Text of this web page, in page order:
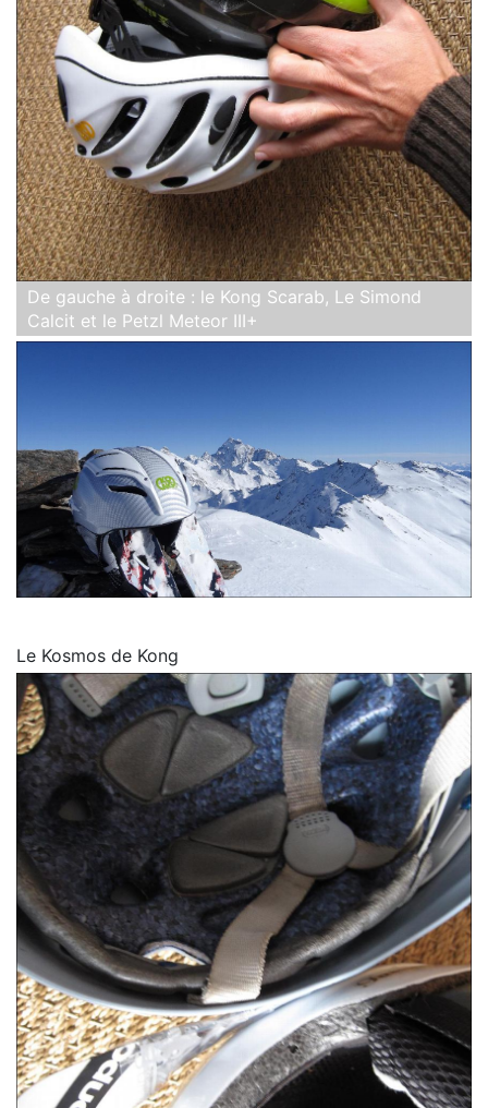
De gauche à droite : le Kong Scarab, Le Simond
Calcit et le Petzl Meteor III+
Le Kosmos de Kong